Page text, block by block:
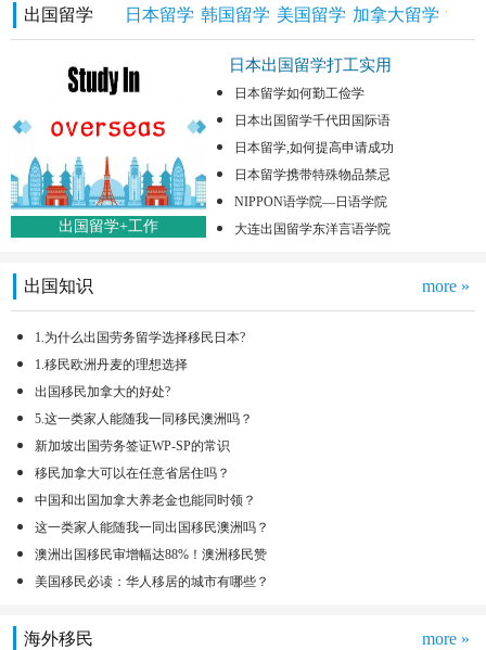
出国留学 日本留学 韩国留学 美国留学 加拿大留学 澳洲
出国留学+工作
日本出国留学打工实用
日本留学如何勤工俭学
日本出国留学千代田国际语
日本留学,如何提高申请成功
日本留学携带特殊物品禁忌
NIPPON语学院—日语学院
大连出国留学东洋言语学院
出国知识 more »
1.为什么出国劳务留学选择移民日本?
1.移民欧洲丹麦的理想选择
出国移民加拿大的好处?
5.这一类家人能随我一同移民澳洲吗？
新加坡出国劳务签证WP-SP的常识
移民加拿大可以在任意省居住吗？
中国和出国加拿大养老金也能同时领？
这一类家人能随我一同出国移民澳洲吗？
澳洲出国移民审增幅达88%！澳洲移民赞
美国移民必读：华人移居的城市有哪些？
海外移民 more »